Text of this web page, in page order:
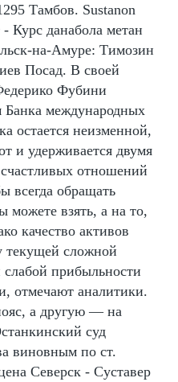
Тамбов. Sustanon
Курс данабола метан
на-Амуре: Tимозин
Посад. В своей
Фубини
Банка международных
остается неизменной,
и удерживается двумя
отношений
всегда обращать
можете взять, а на то,
качество активов
текущей сложной
прибыльности
отмечают аналитики.
а другую — на
суд
виновным по ст.
Северск - Суставер